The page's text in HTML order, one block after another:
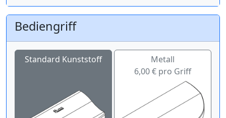
Bediengriff
Standard Kunststoff
Metall
6,00 € pro Griff